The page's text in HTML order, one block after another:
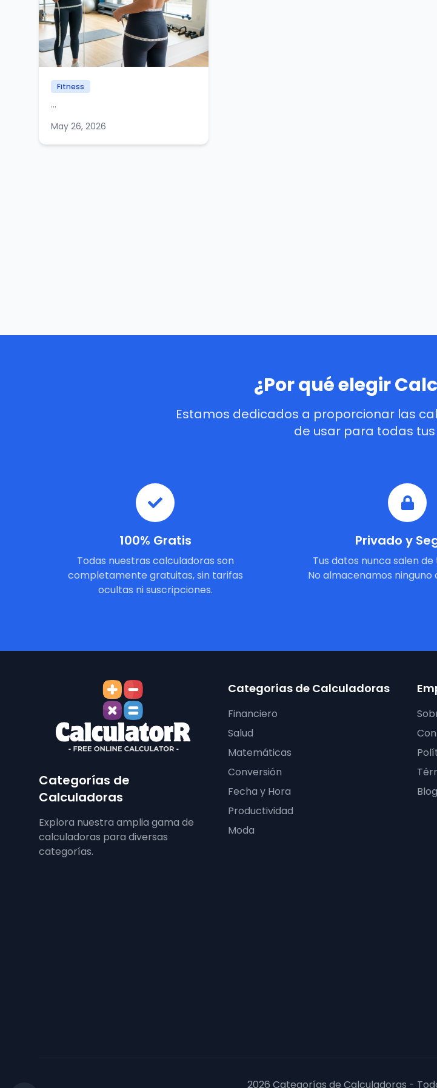
Fitness
...
May 26, 2026
¿Por qué elegir
Estamos dedicados a proporcionar las
de usar para todas
100% Gratis
Todas nuestras calculadoras son
completamente gratuitas, sin tarifas
ocultas ni suscripciones.
Privado y
Tus datos nunca salen
No almacenamos ninguno
Categorías de
Calculadoras
Explora nuestra amplia gama de
calculadoras para diversas
categorías.
Categorías de Calculadoras
Financiero
Salud
Matemáticas
Conversión
Fecha y Hora
Productividad
Moda
Blog
2026 Categorías de Calculadoras -